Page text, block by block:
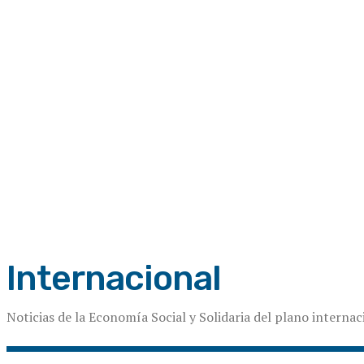
Internacional
Noticias de la Economía Social y Solidaria del plano